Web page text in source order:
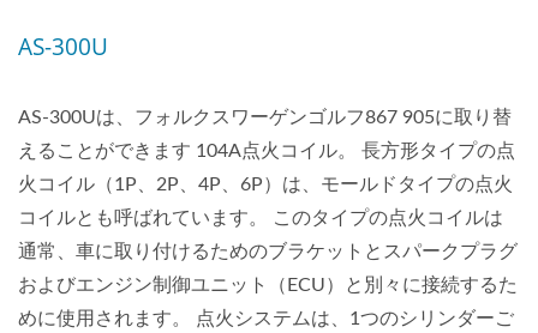
AS-300U
AS-300Uは、フォルクスワーゲンゴルフ867 905に取り替
えることができます 104A点火コイル。 長方形タイプの点
火コイル（1P、2P、4P、6P）は、モールドタイプの点火
コイルとも呼ばれています。 このタイプの点火コイルは
通常、車に取り付けるためのブラケットとスパークプラグ
およびエンジン制御ユニット（ECU）と別々に接続するた
めに使用されます。 点火システムは、1つのシリンダーご